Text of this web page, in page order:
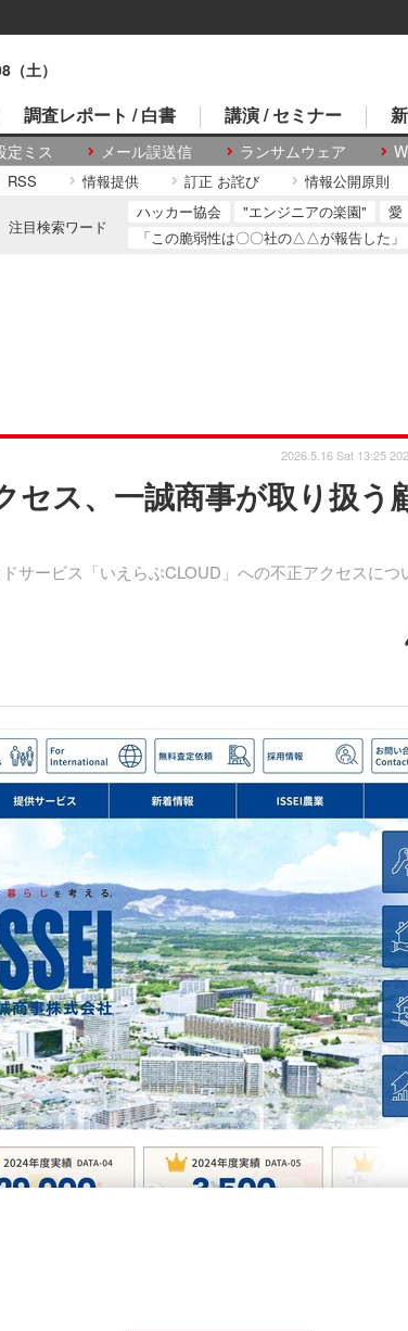
（土）
定ミス メール誤送信 ランサムウェア
調査レポート / 白書 講演 / セミナー
RSS 情報提供 訂正 お詫び 情報公開原則
注目検索ワード
ハッカー協会 "エンジニアの楽園" 愛
「この脆弱性は〇〇社の△△が報告した」
セス、一誠商事が取り扱う
サービス「いえらぶCLOUD」への不正アクセスにつ
2026.5.16 Sat 13:25